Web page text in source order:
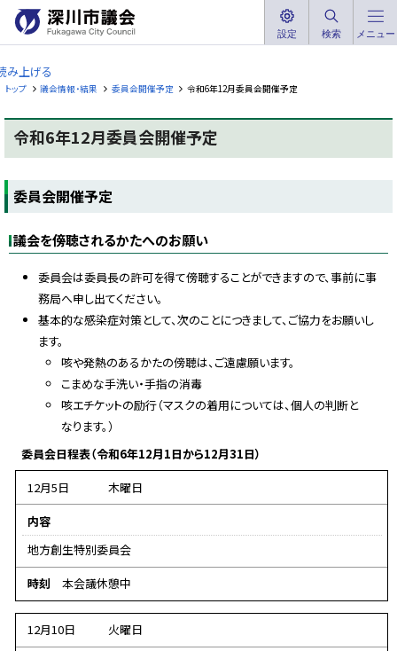
へ
メ
ニ
ュ
へ
深
川
市
議
会
u
a
C
設定 検索 メニュー
み上げる
トップ 議会情報・結果 委員会開催予定 令和6年12月委員会開催予定
令和6年12月委員会開催予定
ー
ジ
内
次
委員会開催予定
議会を傍聴されるかたへのお願い
委員会は委員長の許可を得て傍聴することができますので、事前に事
務局へ申し出てください。
基本的な感染症対策として、次のことにつきまして、ご協力をお願いし
ます。
咳や発熱のあるかたの傍聴は、ご遠慮願います。
こまめな手洗い・手指の消毒
咳エチケットの励行（マスクの着用については、個人の判断と
なります。）
委員会日程表（令和6年12月1日から12月31日）
12月5日
木曜日
内容
地方創生特別委員会
時刻
本会議休憩中
12月10日
火曜日